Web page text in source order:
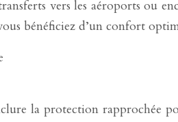
vers les aéroports ou
bénéficiez d’un confort
la protection rapprochée